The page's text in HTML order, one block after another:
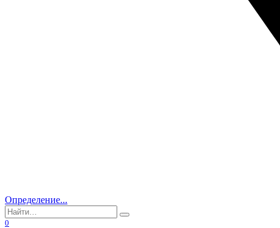
Определение...
0